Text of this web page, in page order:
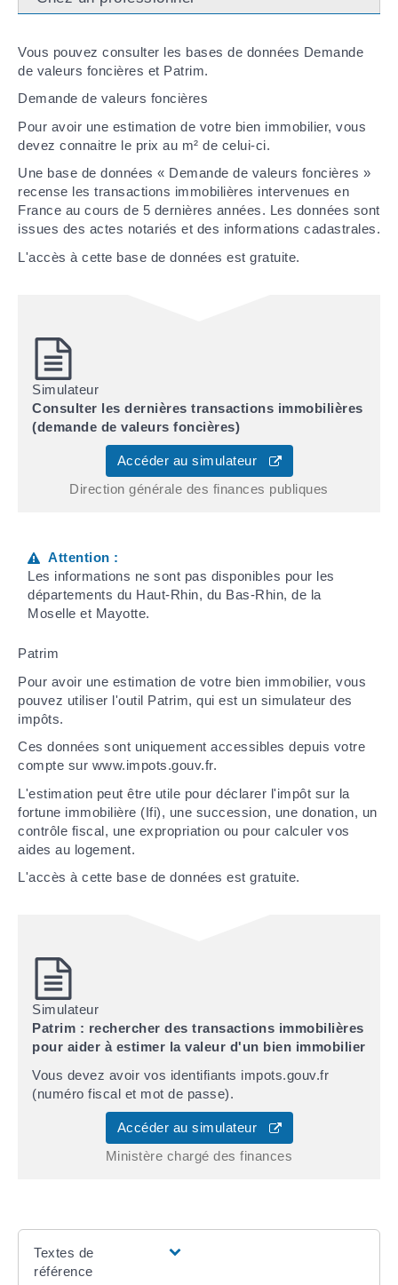
Vous pouvez consulter les bases de données Demande
de valeurs foncières et Patrim.
Demande de valeurs foncières
Pour avoir une estimation de votre bien immobilier, vous
devez connaitre le prix au m² de celui-ci.
Une base de données « Demande de valeurs foncières »
recense les transactions immobilières intervenues en
France au cours de 5 dernières années. Les données sont
issues des actes notariés et des informations cadastrales.
L'accès à cette base de données est gratuite.
Simulateur
Consulter les dernières transactions immobilières
(demande de valeurs foncières)
Accéder au simulateur
Direction générale des finances publiques
Attention :
Les informations ne sont pas disponibles pour les
départements du Haut-Rhin, du Bas-Rhin, de la
Moselle et Mayotte.
Patrim
Pour avoir une estimation de votre bien immobilier, vous
pouvez utiliser l'outil Patrim, qui est un simulateur des
impôts.
Ces données sont uniquement accessibles depuis votre
compte sur www.impots.gouv.fr.
L'estimation peut être utile pour déclarer l'impôt sur la
fortune immobilière (Ifi), une succession, une donation, un
contrôle fiscal, une expropriation ou pour calculer vos
aides au logement.
L'accès à cette base de données est gratuite.
Simulateur
Patrim : rechercher des transactions immobilières
pour aider à estimer la valeur d'un bien immobilier
Vous devez avoir vos identifiants impots.gouv.fr
(numéro fiscal et mot de passe).
Accéder au simulateur
Ministère chargé des finances
Textes de
référence